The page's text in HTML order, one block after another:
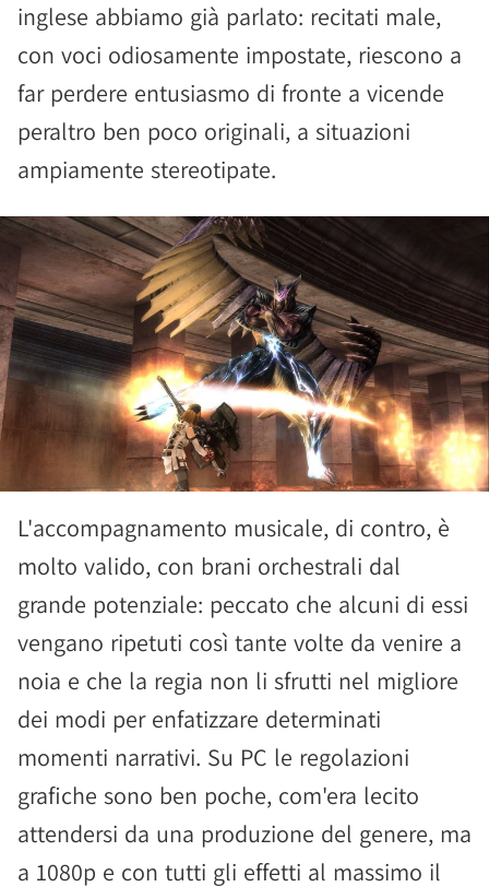
inglese abbiamo già parlato: recitati male,
con voci odiosamente impostate, riescono a
far perdere entusiasmo di fronte a vicende
peraltro ben poco originali, a situazioni
ampiamente stereotipate.
L'accompagnamento musicale, di contro, è
molto valido, con brani orchestrali dal
grande potenziale: peccato che alcuni di essi
vengano ripetuti così tante volte da venire a
noia e che la regia non li sfrutti nel migliore
dei modi per enfatizzare determinati
momenti narrativi. Su PC le regolazioni
grafiche sono ben poche, com'era lecito
attendersi da una produzione del genere, ma
a 1080p e con tutti gli effetti al massimo il